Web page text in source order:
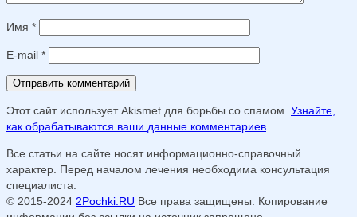
Имя *
E-mail *
Этот сайт использует Akismet для борьбы со спамом. Узнайте,
как обрабатываются ваши данные комментариев
Все статьи на сайте носят информационно-справочный
характер. Перед началом лечения необходима консультация
специалиста.
© 2015-2024 2Pochki.RU Все права защищены. Копирование